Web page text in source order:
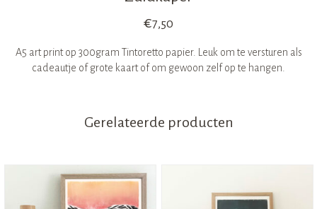
€7,50
A5 art print op 300gram Tintoretto papier. Leuk om te versturen als
cadeautje of grote kaart of om gewoon zelf op te hangen.
Gerelateerde producten